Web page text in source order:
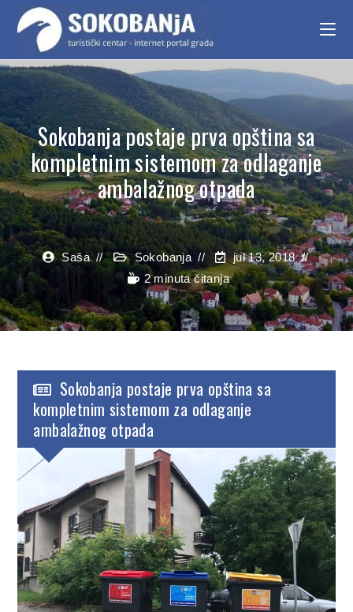
Sokobanja postaje prva opština sa
kompletnim sistemom za odlaganje
ambalažnog otpada
Saša Sokobanja
jul 13, 2018
2 minuta čitanja
Sokobanja postaje prva opština sa
kompletnim sistemom za odlaganje
ambalažnog otpada